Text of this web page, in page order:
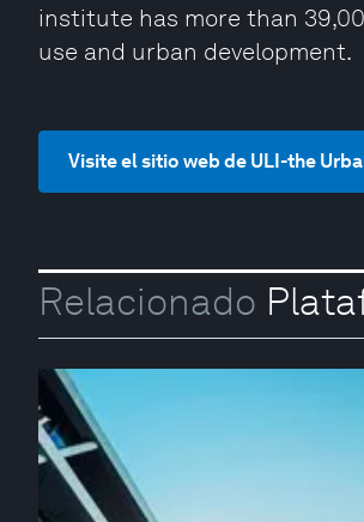
institute has more than
use and urban development.
Visite el sitio web de ULI-the
Relacionado